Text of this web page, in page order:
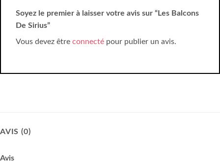
Soyez le premier à laisser votre avis sur “Les Balcons
De Sirius”
Vous devez être connecté pour publier un avis.
AVIS (0)
Avis